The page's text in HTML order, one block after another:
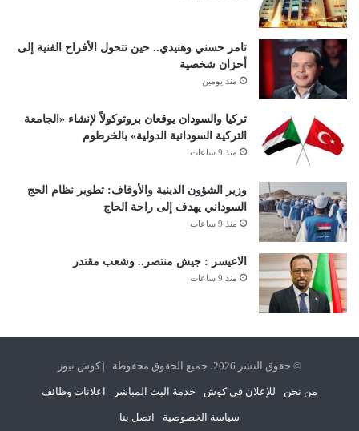
تامر حسني وهنيدي.. حين تتحول الأفراح الفنية إلى
أحزان شخصية
منذ يومين
تركيا والسودان يوقعان بروتوكولاً لإنشاء «الجامعة
التركية السودانية الدولية» بالخرطوم
منذ 9 ساعات
وزير الشؤون الدينية والأوقاف: تطوير نظام الحج
السوداني يهدف إلى راحة الحاج
منذ 9 ساعات
الاعيسر : جيش منتصر.. وشعب مقتدر
منذ 9 ساعات
© حقوق النشر 2026، جميع الحقوق محفوظة | كوش نيوز
من نحن للإعلان في كوش خدمة البث المباشر اعلانات وظائف
سياسة الخصوصية اتصل بنا